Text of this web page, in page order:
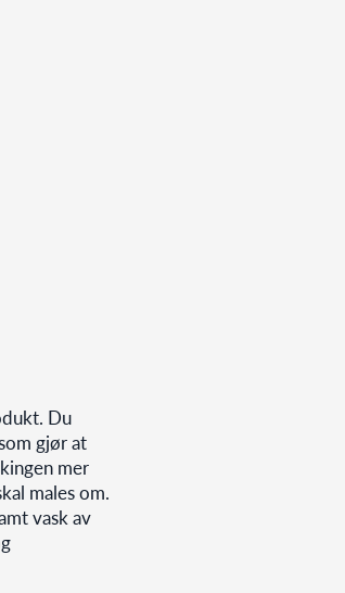
Du
gjør at
mer
males om.
vask av